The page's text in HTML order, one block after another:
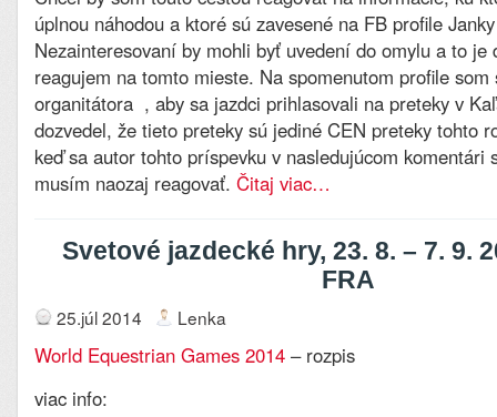
úplnou náhodou a ktoré sú zavesené na FB profile
Nezainteresovaní by mohli byť uvedení do omylu a to je
reagujem na tomto mieste. Na spomenutom profile som
organitátora , aby sa jazdci prihlasovali na preteky v
dozvedel, že tieto preteky sú jediné CEN preteky tohto
keď sa autor tohto príspevku v nasledujúcom komentári
musím naozaj reagovať. Čitaj viac…
Svetové jazdecké hry, 23. 8. – 7. 9.
FRA
25.júl 2014 Lenka
World Equestrian Games 2014 – rozpis
viac info: